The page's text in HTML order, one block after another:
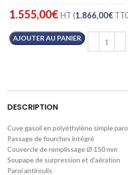
1.555,00€ HT (1.866,00€
AJOUTER AU PANIER
DESCRIPTION
Cuve gasoil en polyéthylène simple
Passage de fourches intégré
Couvercle de remplissage Ø 150 mm
Soupape de surpression et d’aération
Paroi antiroulis